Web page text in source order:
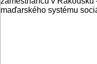
maďarského systému